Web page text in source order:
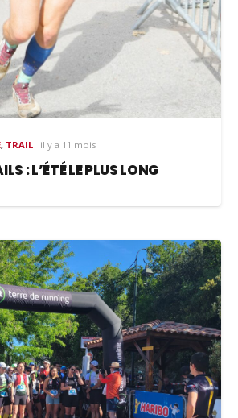
, TRAIL il y a 11 mois
: L’ÉTÉ LE PLUS LONG